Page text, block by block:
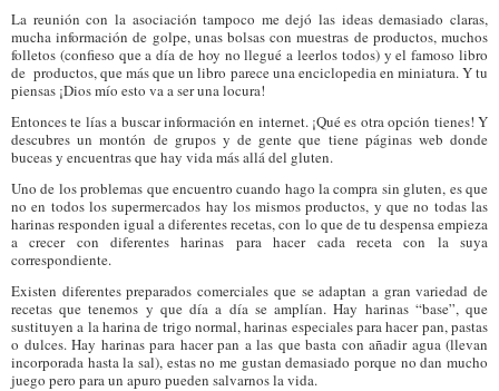
La reunión con la asociación tampoco me dejó las ideas demasiado claras,
mucha información de golpe, unas bolsas con muestras de productos, muchos
folletos (confieso que a día de hoy no llegué a leerlos todos) y el famoso libro
de productos, que más que un libro parece una enciclopedia en miniatura. Y tu
piensas ¡Dios mío esto va a ser una locura!
Entonces te lías a buscar información en internet. ¡Qué es otra opción tienes! Y
descubres un montón de grupos y de gente que tiene páginas web donde
buceas y encuentras que hay vida más allá del gluten.
Uno de los problemas que encuentro cuando hago la compra sin gluten, es que
no en todos los supermercados hay los mismos productos, y que no todas las
harinas responden igual a diferentes recetas, con lo que de tu despensa empieza
a crecer con diferentes harinas para hacer cada receta con la suya
correspondiente.
Existen diferentes preparados comerciales que se adaptan a gran variedad de
recetas que tenemos y que día a día se amplían. Hay harinas “base”, que
sustituyen a la harina de trigo normal, harinas especiales para hacer pan, pastas
o dulces. Hay harinas para hacer pan a las que basta con añadir agua (llevan
incorporada hasta la sal), estas no me gustan demasiado porque no dan mucho
juego pero para un apuro pueden salvarnos la vida.